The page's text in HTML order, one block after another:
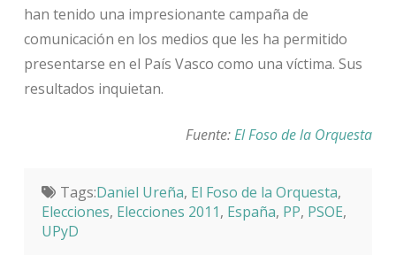
han tenido una impresionante campaña de
comunicación en los medios que les ha permitido
presentarse en el País Vasco como una víctima. Sus
resultados inquietan.
Fuente:El Foso de la Orquesta
Tags:Daniel Ureña, El Foso de la Orquesta,
Elecciones, Elecciones 2011, España, PP, PSOE,
UPyD